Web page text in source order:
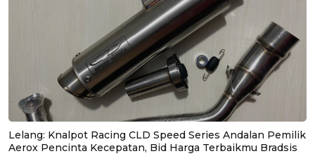
Lelang: Knalpot Racing CLD Speed Series Andalan Pemilik
Aerox Pencinta Kecepatan, Bid Harga Terbaikmu Bradsis